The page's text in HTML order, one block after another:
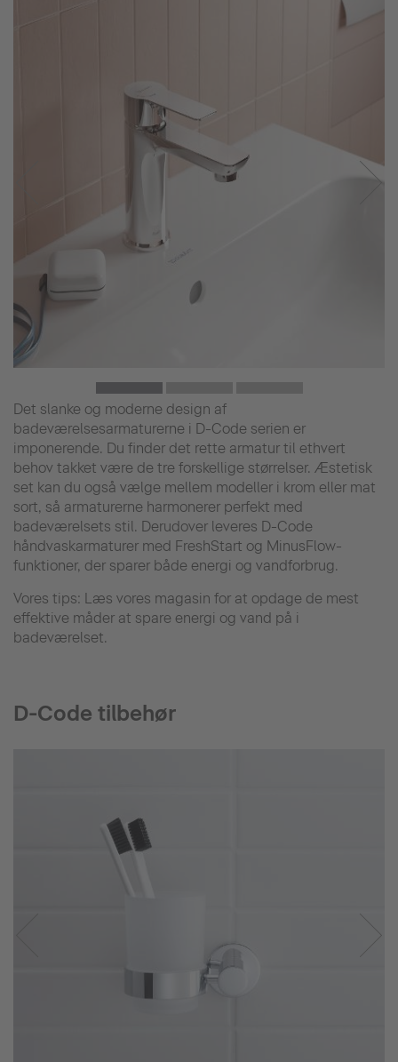
Det slanke og moderne design af
badeværelsesarmaturerne i D-Code serien er
imponerende. Du finder det rette armatur til ethvert
behov takket være de tre forskellige størrelser. Æstetisk
set kan du også vælge mellem modeller i krom eller mat
sort, så armaturerne harmonerer perfekt med
badeværelsets stil. Derudover leveres D-Code
håndvaskarmaturer med FreshStart og MinusFlow-
funktioner, der sparer både energi og vandforbrug.
Vores tips: Læs vores magasin for at opdage de mest
effektive måder at spare energi og vand på i
badeværelset.
D-Code tilbehør